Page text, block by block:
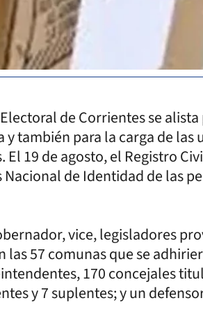
de Corrientes se alista
también para la carga de las
19 de agosto, el Registro
de Identidad de las
vice, legisladores
las 57 comunas que se
170 concejales
y 7 suplentes; y un